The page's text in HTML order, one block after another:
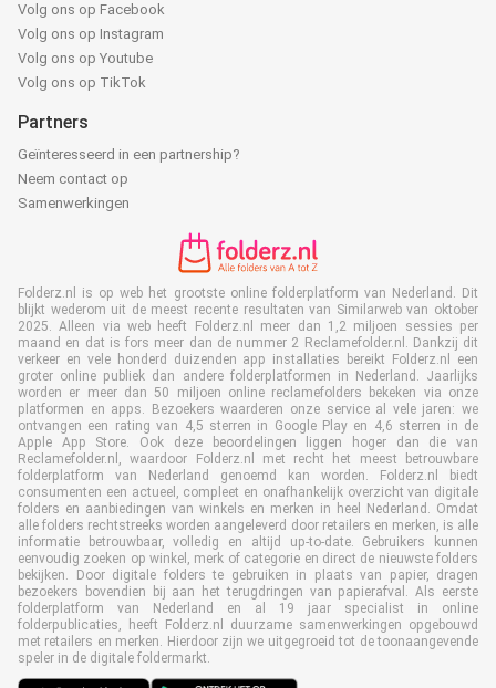
Volg ons op Facebook
Volg ons op Instagram
Volg ons op Youtube
Volg ons op TikTok
Partners
Geïnteresseerd in een partnership?
Neem contact op
Samenwerkingen
Folderz.nl is op web het grootste online folderplatform van Nederland. Dit
blijkt wederom uit de meest recente resultaten van Similarweb van oktober
2025. Alleen via web heeft Folderz.nl meer dan 1,2 miljoen sessies per
maand en dat is fors meer dan de nummer 2 Reclamefolder.nl. Dankzij dit
verkeer en vele honderd duizenden app installaties bereikt Folderz.nl een
groter online publiek dan andere folderplatformen in Nederland. Jaarlijks
worden er meer dan 50 miljoen online reclamefolders bekeken via onze
platformen en apps. Bezoekers waarderen onze service al vele jaren: we
ontvangen een rating van 4,5 sterren in Google Play en 4,6 sterren in de
Apple App Store. Ook deze beoordelingen liggen hoger dan die van
Reclamefolder.nl, waardoor Folderz.nl met recht het meest betrouwbare
folderplatform van Nederland genoemd kan worden. Folderz.nl biedt
consumenten een actueel, compleet en onafhankelijk overzicht van digitale
folders en aanbiedingen van winkels en merken in heel Nederland. Omdat
alle folders rechtstreeks worden aangeleverd door retailers en merken, is alle
informatie betrouwbaar, volledig en altijd up-to-date. Gebruikers kunnen
eenvoudig zoeken op winkel, merk of categorie en direct de nieuwste folders
bekijken. Door digitale folders te gebruiken in plaats van papier, dragen
bezoekers bovendien bij aan het terugdringen van papierafval. Als eerste
folderplatform van Nederland en al 19 jaar specialist in online
folderpublicaties, heeft Folderz.nl duurzame samenwerkingen opgebouwd
met retailers en merken. Hierdoor zijn we uitgegroeid tot de toonaangevende
speler in de digitale foldermarkt.